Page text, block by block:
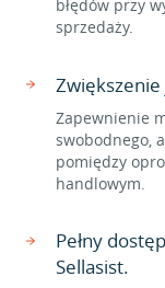
błędów przy
sprzedaży.
Zapewnienie
swobodnego,
pomiędzy
handlowym.
Pełny
Sellasist.